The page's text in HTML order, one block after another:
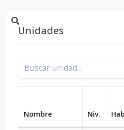
Unidades
Nombre Niv.